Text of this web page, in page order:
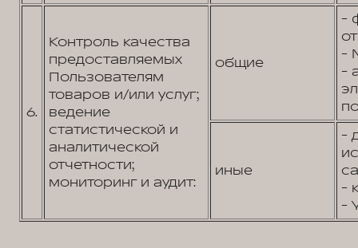
6.
Контроль качества
предоставляемых
Пользователям
товаров и/или услуг;
ведение
статистической и
аналитической
отчетности;
мониторинг и аудит:
общие
-
-
-
иные
-
-
-